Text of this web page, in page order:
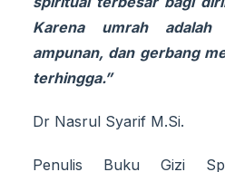
Karena umrah adalah
ampunan, dan gerbang
terhingga.”
Dr Nasrul Syarif M.Si.
Penulis Buku Gizi